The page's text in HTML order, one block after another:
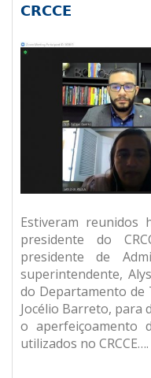
CRCCE
Estiveram
presidente do
presidente de
superintendente,
do Departamento de
Jocélio Barreto, para
o aperfeiçoamento
utilizados no CRCCE….